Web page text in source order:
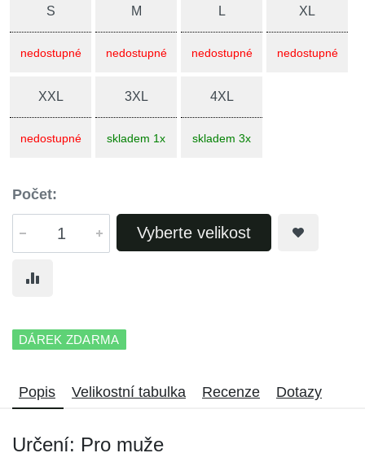
S
nedostupné
M
nedostupné
L
nedostupné
XL
nedostupné
XXL
nedostupné
3XL
skladem 1x
4XL
skladem 3x
Počet:
Vyberte velikost
DÁREK ZDARMA
Popis Velikostní tabulka Recenze Dotazy
Určení: Pro muže